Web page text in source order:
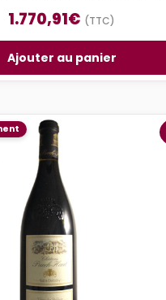
1.770,91€ (TTC)
Ajouter au panier